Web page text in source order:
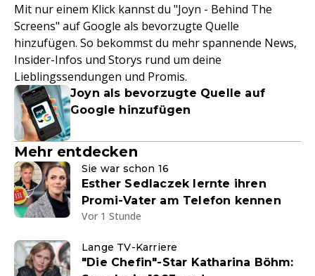
Mit nur einem Klick kannst du "Joyn - Behind The
Screens" auf Google als bevorzugte Quelle
hinzufügen. So bekommst du mehr spannende News,
Insider-Infos und Storys rund um deine
Lieblingssendungen und Promis.
Joyn als bevorzugte Quelle auf
Google hinzufügen
Mehr entdecken
Sie war schon 16
Esther Sedlaczek lernte ihren
Promi-Vater am Telefon kennen
Vor 1 Stunde
Lange TV-Karriere
"Die Chefin"-Star Katharina Böhm: